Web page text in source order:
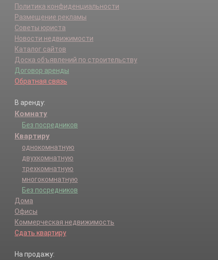
Политика конфиденциальности
Размещение рекламы
Советы юриста
Новости недвижимости
Каталог сайтов
Доска объявлений по строительству
Договор аренды
Обратная связь
В аренду:
Комнату
Без посредников
Квартиру
однокомнатную
двухкомнатную
трехкомнатную
многокомнатную
Без посредников
Дома
Офисы
Коммерческая недвижимость
Сдать квартиру
На продажу: